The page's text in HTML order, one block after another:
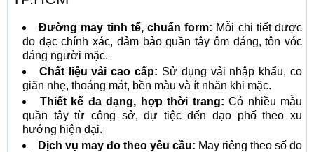
Đường may tinh tế, chuẩn form: Mỗi chi tiết được
đo đạc chính xác, đảm bảo quần tây ôm dáng, tôn vóc
dáng người mặc.
Chất liệu vải cao cấp: Sử dụng vải nhập khẩu, co
giãn nhẹ, thoáng mát, bền màu và ít nhăn khi mặc.
Thiết kế đa dạng, hợp thời trang: Có nhiều mẫu
quần tây từ công sở, dự tiệc đến dạo phố theo xu
hướng hiện đại.
Dịch vụ may đo theo yêu cầu: May riêng theo số đo